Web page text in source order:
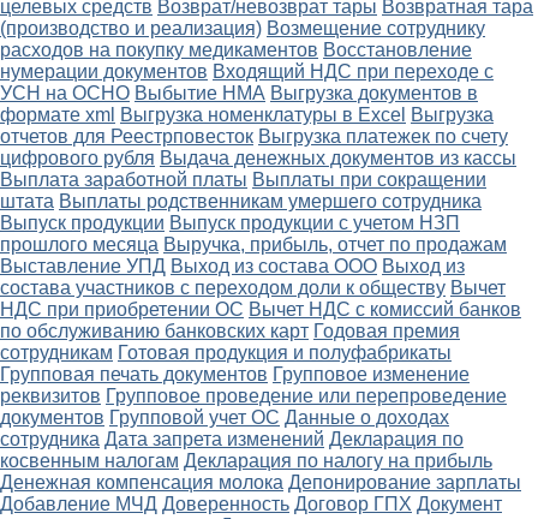
целевых средств Возврат/невозврат тары Возвратная тара
(производство и реализация) Возмещение сотруднику
расходов на покупку медикаментов Восстановление
нумерации документов Входящий НДС при переходе с
УСН на ОСНО Выбытие НМА Выгрузка документов в
формате xml Выгрузка номенклатуры в Excel Выгрузка
отчетов для Реестрповесток Выгрузка платежек по счету
цифрового рубля Выдача денежных документов из кассы
Выплата заработной платы Выплаты при сокращении
штата Выплаты родственникам умершего сотрудника
Выпуск продукции Выпуск продукции с учетом НЗП
прошлого месяца Выручка, прибыль, отчет по продажам
Выставление УПД Выход из состава ООО Выход из
состава участников с переходом доли к обществу Вычет
НДС при приобретении ОС Вычет НДС с комиссий банков
по обслуживанию банковских карт Годовая премия
сотрудникам Готовая продукция и полуфабрикаты
Групповая печать документов Групповое изменение
реквизитов Групповое проведение или перепроведение
документов Групповой учет ОС Данные о доходах
сотрудника Дата запрета изменений Декларация по
косвенным налогам Декларация по налогу на прибыль
Денежная компенсация молока Депонирование зарплаты
Добавление МЧД Доверенность Договор ГПХ Документ